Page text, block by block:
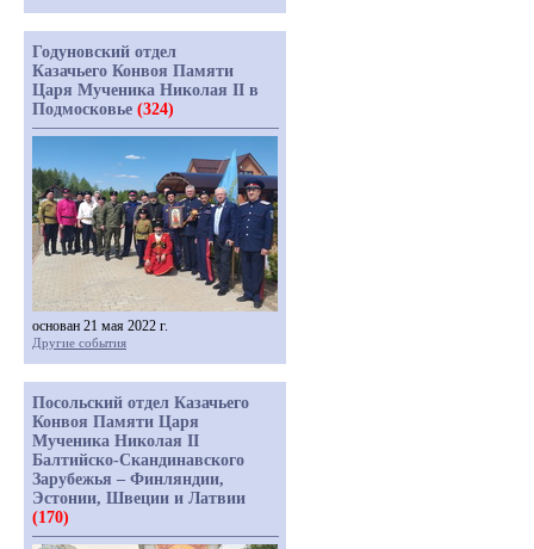
Годуновский отдел
Казачьего Конвоя Памяти
Царя Мученика Николая II в
Подмосковье (324)
основан 21 мая 2022 г.
Другие события
Посольский отдел Казачьего
Конвоя Памяти Царя
Мученика Николая II
Балтийско-Скандинавского
Зарубежья – Финляндии,
Эстонии, Швеции и Латвии
(170)